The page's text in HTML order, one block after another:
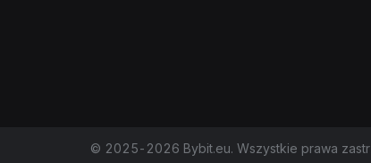
© 2025-2026 Bybit.eu. Wszystkie prawa